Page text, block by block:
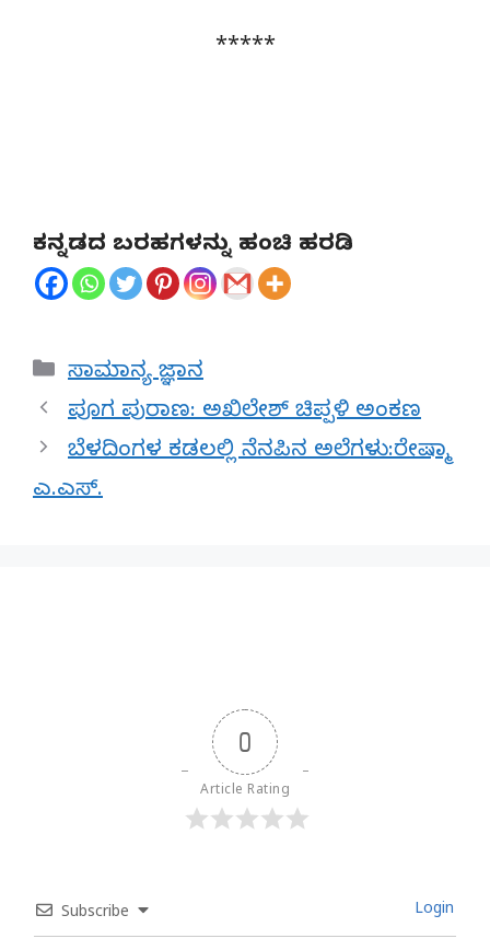
*****
ಕನ್ನಡದ ಬರಹಗಳನ್ನು ಹಂಚಿ ಹರಡಿ
Categories
ಸಾಮಾನ್ಯ ಜ್ಞಾನ
ಪೂಗ ಪುರಾಣ: ಅಖಿಲೇಶ್ ಚಿಪ್ಪಳಿ ಅಂಕಣ
ಬೆಳದಿಂಗಳ ಕಡಲಲ್ಲಿ ನೆನಪಿನ ಅಲೆಗಳು:ರೇಷ್ಮಾ
ಎ.ಎಸ್.
0
Article Rating
Subscribe Login